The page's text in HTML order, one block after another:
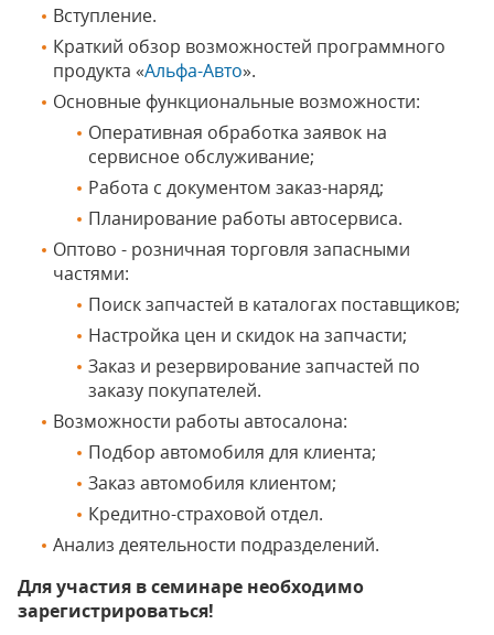
Вступление.
Краткий обзор возможностей программного
продукта «Альфа-Авто».
Основные функциональные возможности:
Оперативная обработка заявок на
сервисное обслуживание;
Работа с документом заказ-наряд;
Планирование работы автосервиса.
Оптово - розничная торговля запасными
частями:
Поиск запчастей в каталогах поставщиков;
Настройка цен и скидок на запчасти;
Заказ и резервирование запчастей по
заказу покупателей.
Возможности работы автосалона:
Подбор автомобиля для клиента;
Заказ автомобиля клиентом;
Кредитно-страховой отдел.
Анализ деятельности подразделений.
Для участия в семинаре необходимо
зарегистрироваться!